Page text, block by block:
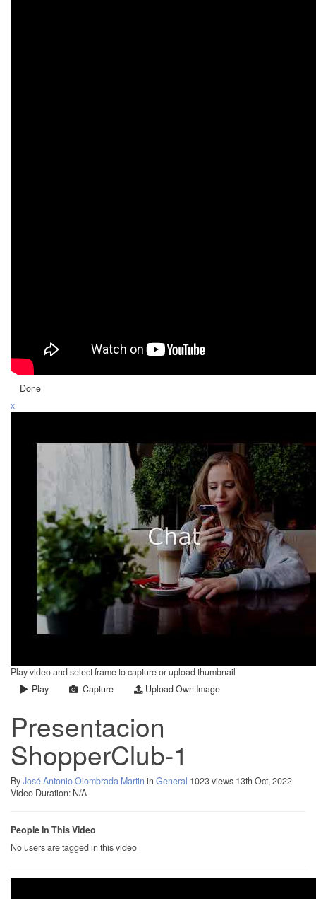
Done
x
Play video and select frame to capture or upload thumbnail
Play
Capture Upload Own Image
Presentacion
ShopperClub-1
ByJosé Antonio Olombrada Martin in General 1023 views 13th Oct, 2022
Video Duration: N/A
People In This Video
No users are tagged in this video